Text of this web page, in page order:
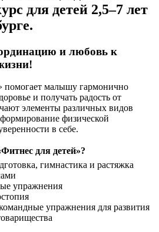
для детей 2,5–7 лет
и любовь к
помогает малышу гармонично
и получать радость от
элементы различных видов
физической
в себе.
для детей»?
гимнастика и растяжка
упражнения
упражнения для развития